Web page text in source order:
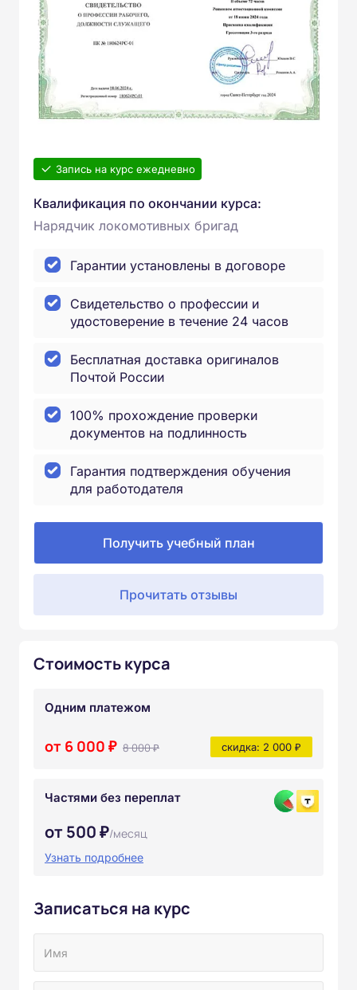
Запись на курс ежедневно
Квалификация по окончании курса:
Нарядчик локомотивных бригад
Гарантии установлены в договоре
Свидетельство о профессии и
удостоверение в течение 24 часов
Бесплатная доставка оригиналов
Почтой России
100% прохождение проверки
документов на подлинность
Гарантия подтверждения обучения
для работодателя
Получить учебный план
Прочитать отзывы
Стоимость курса
Одним платежом
от 6 000 ₽ 8 000 ₽ скидка: 2 000 ₽
Частями без переплат
от 500 ₽/месяц
Узнать подробнее
Записаться на курс